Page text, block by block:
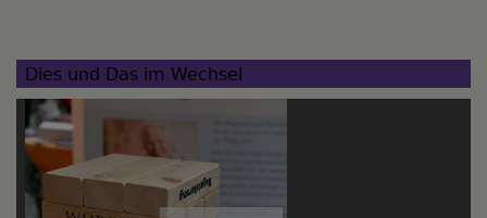
Dies und Das im Wechsel